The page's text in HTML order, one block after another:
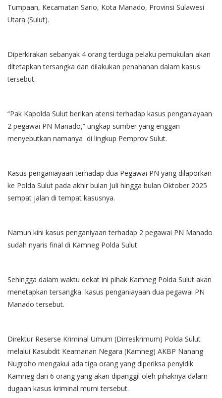
Tumpaan, Kecamatan Sario, Kota Manado, Provinsi Sulawesi
Utara (Sulut).
Diperkirakan sebanyak 4 orang terduga pelaku pemukulan akan
ditetapkan tersangka dan dilakukan penahanan dalam kasus
tersebut.
“Pak Kapolda Sulut berikan atensi terhadap kasus penganiayaan
2 pegawai PN Manado,” ungkap sumber yang enggan
menyebutkan namanya di lingkup Pemprov Sulut.
Kasus penganiayaan terhadap dua Pegawai PN yang dilaporkan
ke Polda Sulut pada akhir bulan Juli hingga bulan Oktober 2025
sempat jalan di tempat kasusnya.
Namun kini kasus penganiyaan terhadap 2 pegawai PN Manado
sudah nyaris final di Kamneg Polda Sulut.
Sehingga dalam waktu dekat ini pihak Kamneg Polda Sulut akan
menetapkan tersangka kasus penganiayaan dua pegawai PN
Manado tersebut.
Direktur Reserse Kriminal Umum (Dirreskrimum) Polda Sulut
melalui Kasubdit Keamanan Negara (Kamneg) AKBP Nanang
Nugroho mengakui ada tiga orang yang diperiksa penyidik
Kamneg dari 6 orang yang akan dipanggil oleh pihaknya dalam
dugaan kasus kriminal murni tersebut.